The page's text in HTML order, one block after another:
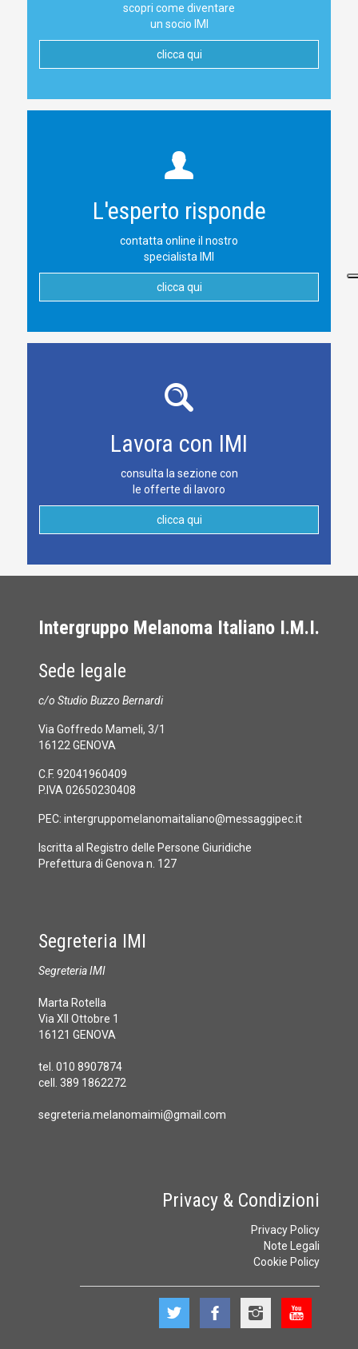
scopri come diventare
un socio IMI
clicca qui
L'esperto risponde
contatta online il nostro
specialista IMI
clicca qui
Lavora con IMI
consulta la sezione con
le offerte di lavoro
clicca qui
Intergruppo Melanoma Italiano I.M.I.
Sede legale
c/o Studio Buzzo Bernardi
Via Goffredo Mameli, 3/1
16122 GENOVA
C.F. 92041960409
P.IVA 02650230408
PEC: intergruppomelanomaitaliano@messaggipec.it
Iscritta al Registro delle Persone Giuridiche
Prefettura di Genova n. 127
Segreteria IMI
Segreteria IMI
Marta Rotella
Via XII Ottobre 1
16121 GENOVA
tel. 010 8907874
cell. 389 1862272
segreteria.melanomaimi@gmail.com
Privacy & Condizioni
Privacy Policy
Note Legali
Cookie Policy